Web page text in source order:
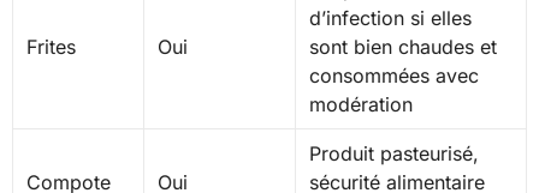
Frites Oui
d’infection si elles
sont bien chaudes et
consommées avec
modération
Compote Oui
Produit pasteurisé,
sécurité alimentaire